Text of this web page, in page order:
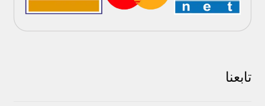
تابعنا